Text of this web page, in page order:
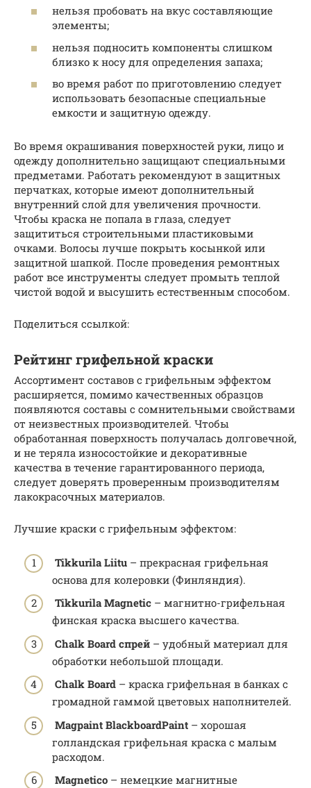
нельзя пробовать на вкус составляющие
элементы;
нельзя подносить компоненты слишком
близко к носу для определения запаха;
во время работ по приготовлению следует
использовать безопасные специальные
емкости и защитную одежду.
Во время окрашивания поверхностей руки, лицо и
одежду дополнительно защищают специальными
предметами. Работать рекомендуют в защитных
перчатках, которые имеют дополнительный
внутренний слой для увеличения прочности.
Чтобы краска не попала в глаза, следует
защититься строительными пластиковыми
очками. Волосы лучше покрыть косынкой или
защитной шапкой. После проведения ремонтных
работ все инструменты следует промыть теплой
чистой водой и высушить естественным способом.
Поделиться ссылкой:
Рейтинг грифельной краски
Ассортимент составов с грифельным эффектом
расширяется, помимо качественных образцов
появляются составы с сомнительными свойствами
от неизвестных производителей. Чтобы
обработанная поверхность получалась долговечной,
и не теряла износостойкие и декоративные
качества в течение гарантированного периода,
следует доверять проверенным производителям
лакокрасочных материалов.
Лучшие краски с грифельным эффектом:
Tikkurila Liitu – прекрасная грифельная
основа для колеровки (Финляндия).
Tikkurila Magnetic – магнитно-грифельная
финская краска высшего качества.
Chalk Board спрей – удобный материал для
обработки небольшой площади.
Chalk Board – краска грифельная в банках с
громадной гаммой цветовых наполнителей.
Magpaint BlackboardPaint – хорошая
голландская грифельная краска с малым
расходом.
Magnetico – немецкие магнитные